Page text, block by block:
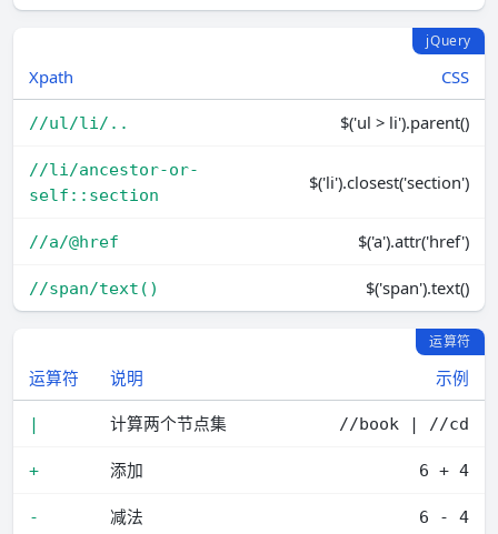
jQuery
Xpath CSS
//ul/li/.. $('ul > li').parent()
//li/ancestor-or-
self::section
$('li').closest('section')
//a/@href $('a').attr('href')
//span/text() $('span').text()
运算符
运算符 说明 示例
| 计算两个节点集 //book | //cd
+ 添加 6 + 4
- 减法 6 - 4